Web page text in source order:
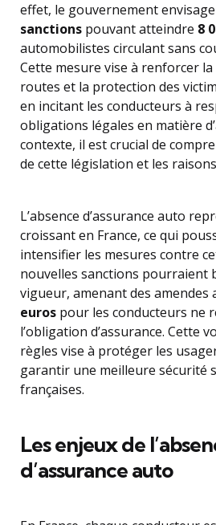
effet, le gouvernement envisage
sanctions pouvant atteindre 8
automobilistes circulant sans
Cette mesure vise à renforcer
routes et la protection des
en incitant les conducteurs à
obligations légales en matière
contexte, il est crucial de
de cette législation et les
L’absence d’assurance auto
croissant en France, ce qui
intensifier les mesures contre
nouvelles sanctions pourraient
vigueur, amenant des amendes
euros pour les conducteurs ne
l’obligation d’assurance. Cette
règles vise à protéger les
garantir une meilleure sécurité
françaises.
Les enjeux de
d’assurance auto